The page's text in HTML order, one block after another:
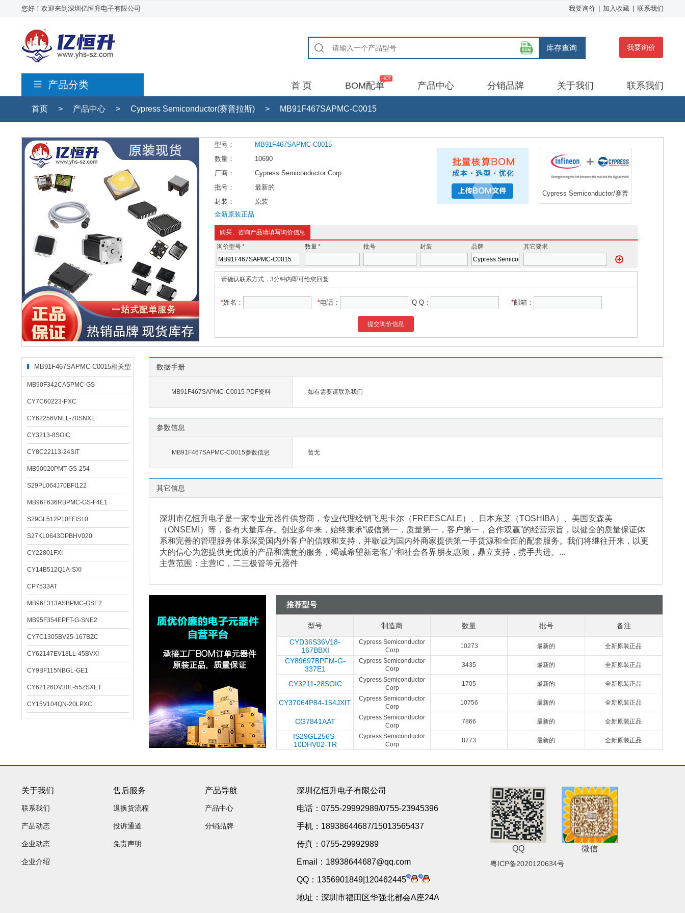
您好！欢迎来到深圳亿恒升电子有限公司 我要询价 加入收藏 联系我们
库存查询 我要询价
产品分类 首 页 BOM配单 产品中心 分销品牌 关于我们 联系我们
首页 > 产品中心 > Cypress Semiconductor(赛普拉斯) > MB91F467SAPMC-C0015
型号：
MB91F467SAPMC-C0015
数量：
10690
厂商：
Cypress Semiconductor Corp
批号：
最新的
封装：
原装
全新原装正品
Cypress Semiconductor/赛普
购买、咨询产品请填写询价信息
询价型号* 数量* 批号 封装 品牌 其它要求
请确认联系方式，3分钟内即可给您回复
*姓名： *电话： Q Q： *邮箱：
提交询价信息
MB91F467SAPMC-C0015相关型
号MB90F342CASPMC-GS
CY7C60223-PXC
CY62256VNLL-70SNXE
CY3213-8SOIC
CY8C22113-24SIT
MB90020PMT-GS-254
S29PL064J70BFI122
MB96F636RBPMC-GS-F4E1
S29GL512P10FFIS10
S27KL0643DPBHV020
CY22801FXI
CY14B512Q1A-SXI
CP7533AT
MB96F313ASBPMC-GSE2
MB95F354EPFT-G-SNE2
CY7C1305BV25-167BZC
CY62147EV18LL-45BVXI
CY9BF115NBGL-GE1
CY62126DV30L-55ZSXET
CY15V104QN-20LPXC
数据手册
MB91F467SAPMC-C0015 PDF资料 如有需要请联系我们
参数信息
MB91F467SAPMC-C0015参数信息 暂无
其它信息
深圳市亿恒升电子是一家专业元器件供货商，专业代理经销飞思卡尔（FREESCALE）、日本东芝（TOSHIBA）、美国安森美
（ONSEMI）等，备有大量库存。创业多年来，始终秉承“诚信第一，质量第一，客户第一，合作双赢”的经营宗旨，以健全的质量保证体
系和完善的管理服务体系深受国内外客户的信赖和支持，并歇诚为国内外商家提供第一手货源和全面的配套服务。我们将继往开来，以更
大的信心为您提供更优质的产品和满意的服务，竭诚希望新老客户和社会各界朋友惠顾，鼎立支持，携手共进。...
主营范围：主营IC，二三极管等元器件
推荐型号
型号 制造商 数量 批号
备注
CYD36S36V18-
167BBXI
Cypress Semiconductor
Corp
10273 最新的 全新原装正品
CY89697BPFM-G-
337E1
Cypress Semiconductor
Corp
3435 最新的 全新原装正品
CY3211-28SOIC
Cypress Semiconductor
Corp
1705 最新的 全新原装正品
CY37064P84-154JXIT
Cypress Semiconductor
Corp
10756 最新的 全新原装正品
CG7841AAT
Cypress Semiconductor
Corp
7866 最新的 全新原装正品
IS29GL256S-
10DHV02-TR
Cypress Semiconductor
Corp
8773 最新的 全新原装正品
关于我们
联系我们
产品动态
企业动态
企业介绍
售后服务
退换货流程
投诉通道
免责声明
产品导航
产品中心
分销品牌
深圳亿恒升电子有限公司
电话：0755-29992989/0755-23945396
手机：18938644687/15013565437
传真：0755-29992989
Email：18938644687@qq.com
QQ：1356901849|120462445
地址：深圳市福田区华强北都会A座24A
QQ 微信
粤ICP备2020120634号